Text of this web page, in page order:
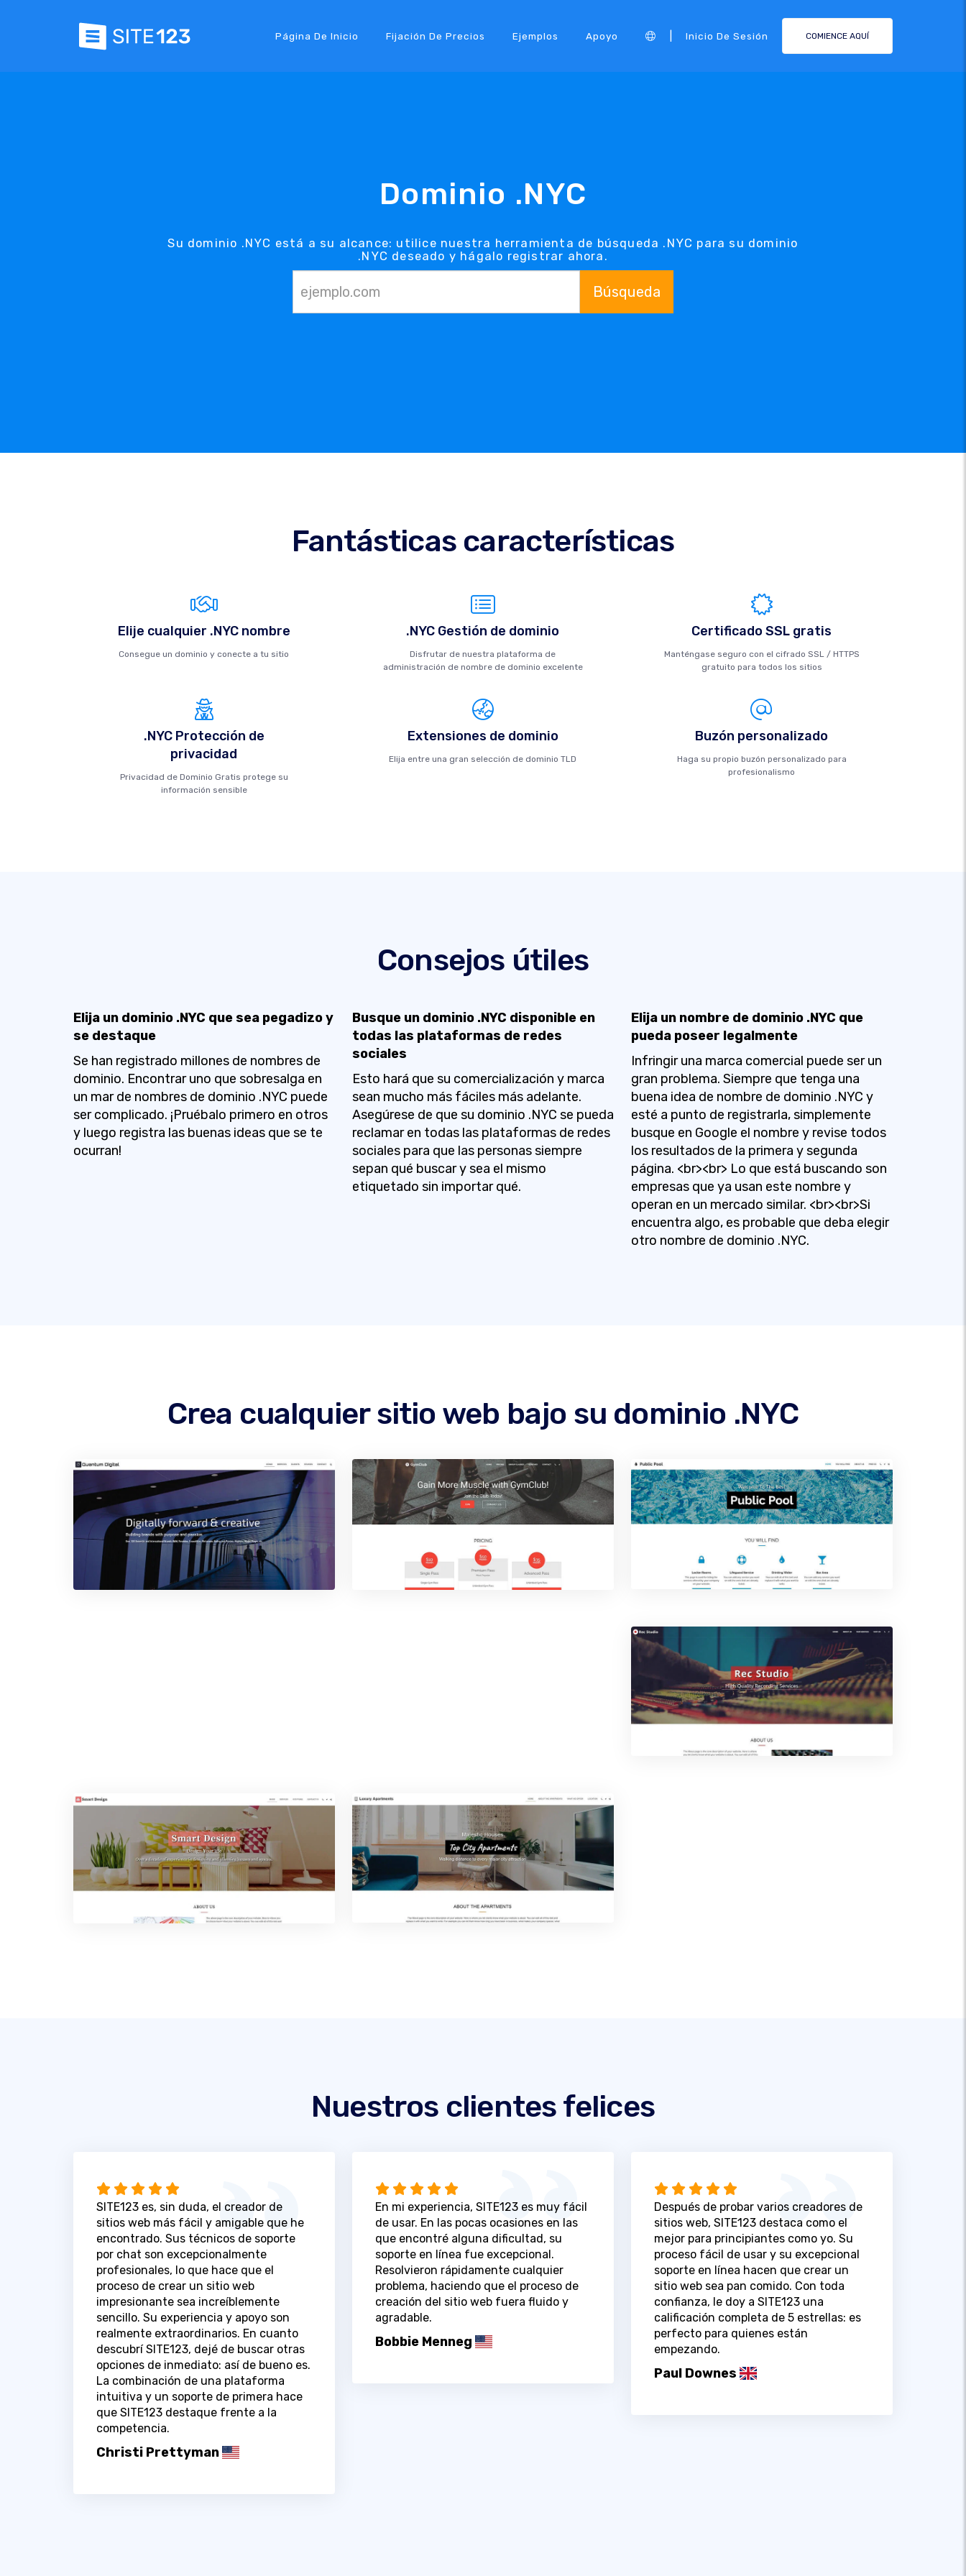
Página De Inicio Fijación De Precios Ejemplos Apoyo Inicio De Sesión COMIENCE AQUÍ
Dominio .NYC
Su dominio .NYC está a su alcance: utilice nuestra herramienta de búsqueda .NYC para su dominio
.NYC deseado y hágalo registrar ahora.
Búsqueda
Fantásticas características
Elije cualquier .NYC nombre
Consegue un dominio y conecte a tu sitio
.NYC Gestión de dominio
Disfrutar de nuestra plataforma de
administración de nombre de dominio excelente
Certificado SSL gratis
Manténgase seguro con el cifrado SSL / HTTPS
gratuito para todos los sitios
.NYC Protección de
privacidad
Privacidad de Dominio Gratis protege su
información sensible
Extensiones de dominio
Elija entre una gran selección de dominio TLD
Buzón personalizado
Haga su propio buzón personalizado para
profesionalismo
Consejos útiles
Elija un dominio .NYC que sea pegadizo y
se destaque
Se han registrado millones de nombres de
dominio. Encontrar uno que sobresalga en
un mar de nombres de dominio .NYC puede
ser complicado. ¡Pruébalo primero en otros
y luego registra las buenas ideas que se te
ocurran!
Busque un dominio .NYC disponible en
todas las plataformas de redes
sociales
Esto hará que su comercialización y marca
sean mucho más fáciles más adelante.
Asegúrese de que su dominio .NYC se pueda
reclamar en todas las plataformas de redes
sociales para que las personas siempre
sepan qué buscar y sea el mismo
etiquetado sin importar qué.
Elija un nombre de dominio .NYC que
pueda poseer legalmente
Infringir una marca comercial puede ser un
gran problema. Siempre que tenga una
buena idea de nombre de dominio .NYC y
esté a punto de registrarla, simplemente
busque en Google el nombre y revise todos
los resultados de la primera y segunda
página. <br><br> Lo que está buscando son
empresas que ya usan este nombre y
operan en un mercado similar. <br><br>Si
encuentra algo, es probable que deba elegir
otro nombre de dominio .NYC.
Crea cualquier sitio web bajo su dominio .NYC
Nuestros clientes felices
SITE123 es, sin duda, el creador de
sitios web más fácil y amigable que he
encontrado. Sus técnicos de soporte
por chat son excepcionalmente
profesionales, lo que hace que el
proceso de crear un sitio web
impresionante sea increíblemente
sencillo. Su experiencia y apoyo son
realmente extraordinarios. En cuanto
descubrí SITE123, dejé de buscar otras
opciones de inmediato: así de bueno es.
La combinación de una plataforma
intuitiva y un soporte de primera hace
que SITE123 destaque frente a la
competencia.
Christi Prettyman
En mi experiencia, SITE123 es muy fácil
de usar. En las pocas ocasiones en las
que encontré alguna dificultad, su
soporte en línea fue excepcional.
Resolvieron rápidamente cualquier
problema, haciendo que el proceso de
creación del sitio web fuera fluido y
agradable.
Bobbie Menneg
Después de probar varios creadores de
sitios web, SITE123 destaca como el
mejor para principiantes como yo. Su
proceso fácil de usar y su excepcional
soporte en línea hacen que crear un
sitio web sea pan comido. Con toda
confianza, le doy a SITE123 una
calificación completa de 5 estrellas: es
perfecto para quienes están
empezando.
Paul Downes